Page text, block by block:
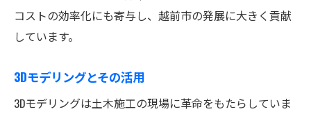
コストの効率化にも寄与し、越前市の発展に大きく貢献
しています。
3Dモデリングとその活用
3Dモデリングは土木施工の現場に革命をもたらしていま